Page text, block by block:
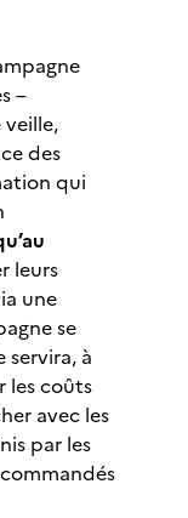
–
des
qui
leurs
une
se
servira, à
les coûts
avec les
par les